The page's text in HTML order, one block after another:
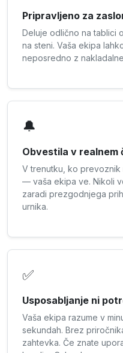
Pripravljeno za
Deluje odlično na tablici
na steni. Vaša ekipa
neposredno z
🔔
Obvestila v realnem
V trenutku, ko
— vaša ekipa ve. Nikoli
zaradi prezgodnjega
urnika.
✅
Usposabljanje ni
Vaša ekipa razume v
sekundah. Brez
zahtevka. Če znate